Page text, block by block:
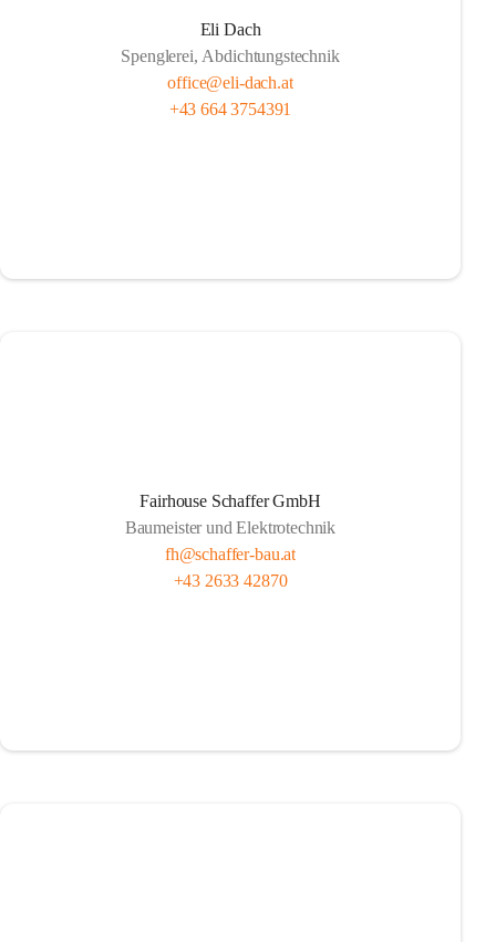
Eli Dach
Spenglerei, Abdichtungstechnik
office@eli-dach.at
+43 664 3754391
Fairhouse Schaffer GmbH
Baumeister und Elektrotechnik
fh@schaffer-bau.at
+43 2633 42870